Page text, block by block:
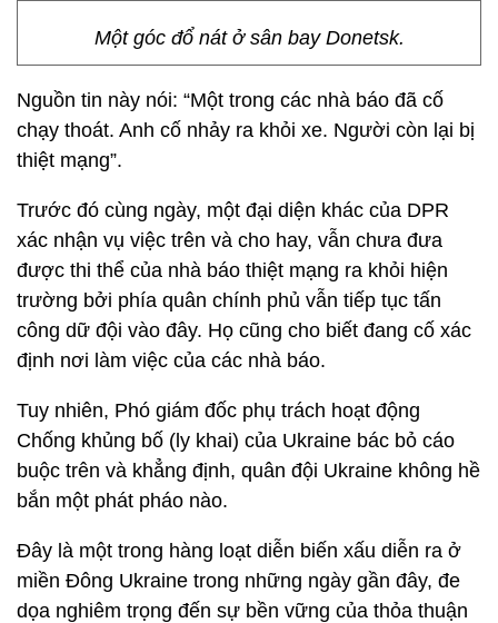
Một góc đổ nát ở sân bay Donetsk.
Nguồn tin này nói: “Một trong các nhà báo đã cố
chạy thoát. Anh cố nhảy ra khỏi xe. Người còn lại bị
thiệt mạng”.
Trước đó cùng ngày, một đại diện khác của DPR
xác nhận vụ việc trên và cho hay, vẫn chưa đưa
được thi thể của nhà báo thiệt mạng ra khỏi hiện
trường bởi phía quân chính phủ vẫn tiếp tục tấn
công dữ đội vào đây. Họ cũng cho biết đang cố xác
định nơi làm việc của các nhà báo.
Tuy nhiên, Phó giám đốc phụ trách hoạt động
Chống khủng bố (ly khai) của Ukraine bác bỏ cáo
buộc trên và khẳng định, quân đội Ukraine không hề
bắn một phát pháo nào.
Đây là một trong hàng loạt diễn biến xấu diễn ra ở
miền Đông Ukraine trong những ngày gần đây, đe
dọa nghiêm trọng đến sự bền vững của thỏa thuận